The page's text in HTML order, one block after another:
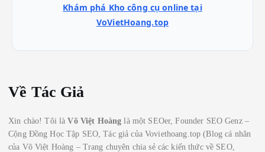
Khám phá Kho công cụ online tại
VoVietHoang.top
Về Tác Giả
Xin chào! Tôi làVõ Việt Hoàng là một SEOer, Founder SEO Genz –
Cộng Đồng Học Tập SEO, Tác giả của Voviethoang.top (Blog cá nhân
của Võ Việt Hoàng – Trang chuyên chia sẻ các kiến thức về SEO,